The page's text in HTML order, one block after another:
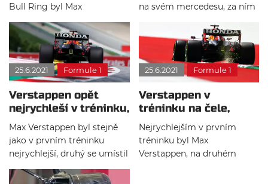
Bull Ring byl Max
Verstappen, druhý se umístil
Valtteri Bottas a na třetím
místě skončil Lewis
Hamilton. Za prohřešek v
pátečním tréniku si přenesl
do kvalifikace Valtteri
Bottas penalizaci v podobě
ztráty 3 míst na startu
závodu.
na svém mercedesu, za ním
trojici nejrychlejších doplnil
Vatteri Bottas. Na druhém
konci tabulky jsme mohli
vidět oba mcLareny. Nadále
si vede dobře Juki Cunoda,
skončil pátý.
25.6.2021 Formule 1
Verstappen opět
nejrychleší v tréninku,
Mercedes ztrácí
Max Verstappen byl stejně
jako v prvním tréninku
nejrychlejší, druhý se umístil
Daniel Ricciardo a třetí
skončil Esteban Ocon. První
25.6.2021 Formule 1
Verstappen v
tréninku na čele,
Hamilton ztratil 4
desetiny
Nejrychlejším v prvním
tréninku byl Max
Verstappen, na druhém